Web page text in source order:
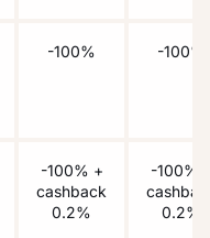
-100%
-100% +
cashback
0.2%
-100%
-100%
0.2%